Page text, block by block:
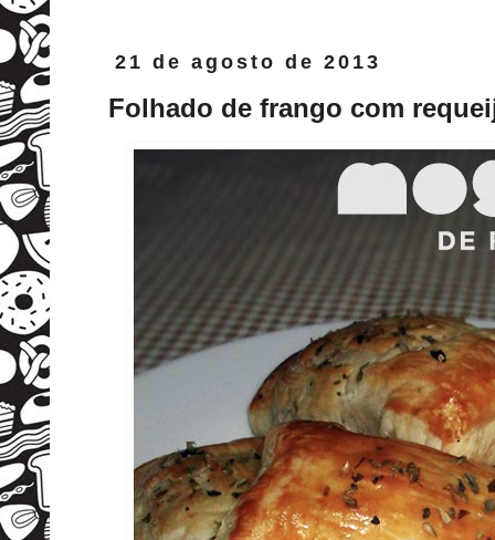
21 de agosto de 2013
Folhado de frango com